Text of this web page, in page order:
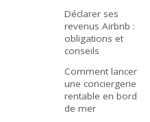
Déclarer ses
revenus Airbnb :
obligations et
conseils
Comment lancer
une conciergerie
rentable en bord
de mer